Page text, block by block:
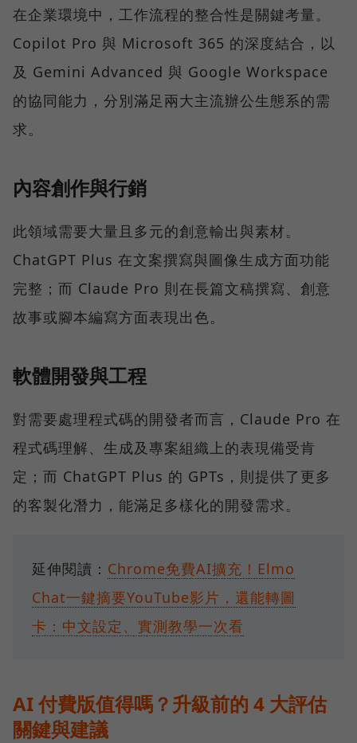
在企業環境中，工作流程的整合性是關鍵考量。
Copilot Pro 與 Microsoft 365 的深度結合，以
及 Gemini Advanced 與 Google Workspace
的協同能力，分別滿足兩大主流辦公生態系的需
求。
內容創作與行銷
此領域需要大量且多元的創意輸出與素材。
ChatGPT Plus 在文案撰寫與圖像生成方面功能
完整；而 Claude Pro 則在長篇文稿撰寫、創意
故事或腳本編寫方面表現出色。
軟體開發與工程
對需要處理程式碼的開發者而言，Claude Pro 在
程式碼理解、生成及專案組織上的表現備受肯
定；而 ChatGPT Plus 的 GPTs，則提供了更多
的客製化潛力，能滿足多樣化的開發需求。
延伸閱讀： Chrome免費AI擴充！Elmo
Chat一鍵摘要YouTube影片，還能轉圖
卡：中文設定、實測教學一次看
AI 付費版值得嗎？升級前的 4 大評估
關鍵與建議